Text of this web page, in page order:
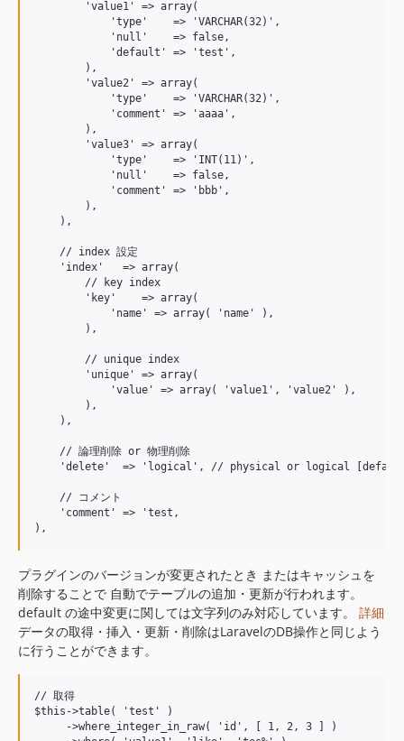
        'value1' => array(
            'type'    => 'VARCHAR(32)',
            'null'    => false,
            'default' => 'test',
        ),
        'value2' => array(
            'type'    => 'VARCHAR(32)',
            'comment' => 'aaaa',
        ),
        'value3' => array(
            'type'    => 'INT(11)',
            'null'    => false,
            'comment' => 'bbb',
        ),
    ),
    // index 設定
    'index'   => array(
        // key index
        'key'    => array(
            'name' => array( 'name' ),
        ),
        // unique index
        'unique' => array(
            'value' => array( 'value1', 'value2' ),
        ),
    ),
    // 論理削除 or 物理削除
'delete'  => 'logical', // physical or logical
    // コメント
    'comment' => 'test,
プラグインのバージョンが変更されたとき またはキャッシュを
削除することで 自動でテーブルの追加・更新が行われます。
default の途中変更に関しては文字列のみ対応しています。 詳細
データの取得・挿入・更新・削除はLaravelのDB操作と同じよう
に行うことができます。
// 取得
$this->table( 'test' )
     ->where_integer_in_raw( 'id', [ 1, 2, 3 ] )